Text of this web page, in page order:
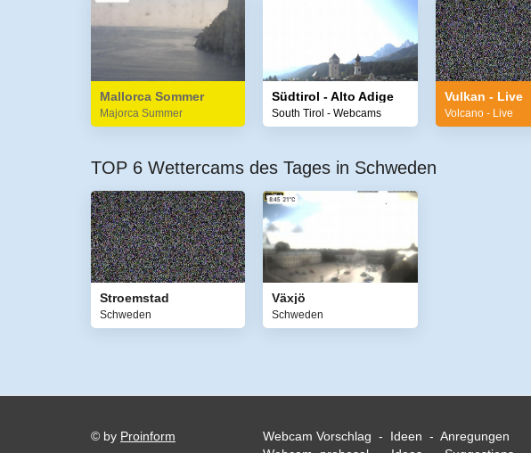
Mallorca Sommer
Majorca Summer
Südtirol - Alto Adige
South Tirol - Webcams
Vulkan - Live
Volcano - Live
TOP 6 Wettercams des Tages in Schweden
Stroemstad
Schweden
Växjö
Schweden
© by Proinform
Webcam Vorschlag - Ideen - Anregungen